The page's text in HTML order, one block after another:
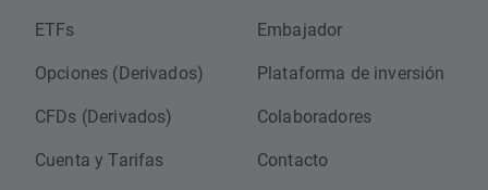
ETFs
Opciones (Derivados)
CFDs (Derivados)
Cuenta y Tarifas
Embajador
Plataforma de inversión
Colaboradores
Contacto